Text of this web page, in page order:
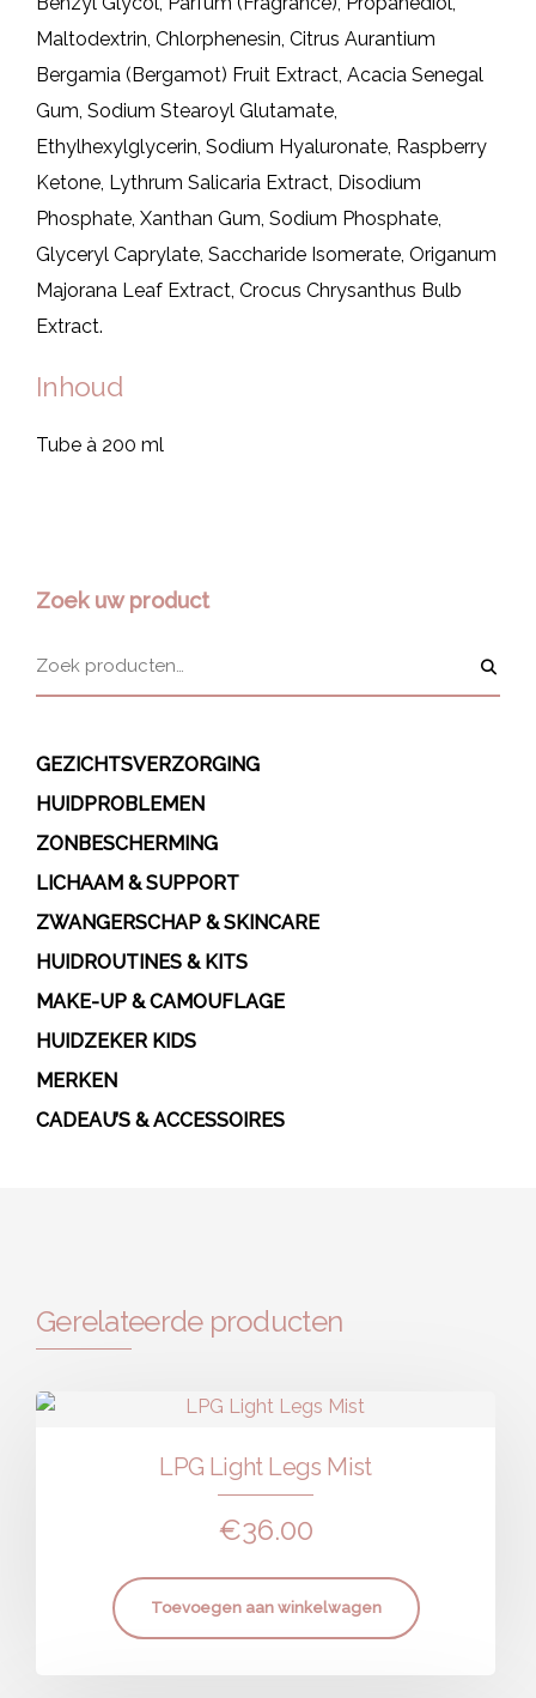
Maltodextrin, Chlorphenesin, Citrus Aurantium
Bergamia (Bergamot) Fruit Extract, Acacia Senegal
Gum, Sodium Stearoyl Glutamate,
Ethylhexylglycerin, Sodium Hyaluronate, Raspberry
Ketone, Lythrum Salicaria Extract, Disodium
Phosphate, Xanthan Gum, Sodium Phosphate,
Glyceryl Caprylate, Saccharide Isomerate, Origanum
Majorana Leaf Extract, Crocus Chrysanthus Bulb
Extract.
Inhoud
Tube à 200 ml
Zoek uw product
GEZICHTSVERZORGING
HUIDPROBLEMEN
ZONBESCHERMING
LICHAAM & SUPPORT
ZWANGERSCHAP & SKINCARE
HUIDROUTINES & KITS
MAKE-UP & CAMOUFLAGE
HUIDZEKER KIDS
MERKEN
CADEAU’S & ACCESSOIRES
Gerelateerde producten
LPG Light Legs Mist
€36.00
Toevoegen aan winkelwagen